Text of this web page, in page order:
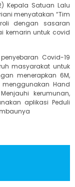
Kepala Satuan Lalu
menyatakan “Tim
dengan sasaran
kemarin untuk covid
Covid-19
masyarakat untuk
menerapkan 6M,
Hand
kerumunan,
aplikasi Peduli